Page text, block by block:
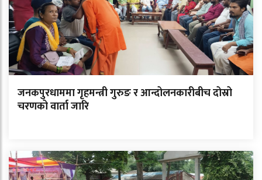
जनकपुरधाममा गृहमन्त्री गुरुङ र आन्दोलनकारीबीच दोस्रो
चरणको वार्ता जारि